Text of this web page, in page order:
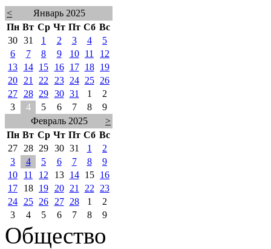
<
Январь 2025
Пн Вт Ср Чт Пт Сб Вс
30 31 1 2 3 4
5
6
7 8 9 10 11
12
13
14 15 16 17 18
19
20
21 22 23 24 25
26
27
28 29 30 31 1
2
3
4 5 6 7 8
9
Февраль 2025
>
Пн Вт Ср Чт Пт Сб Вс
27
28 29 30 31 1
2
3
4 5 6 7 8
9
10
11 12 13 14 15
16
17
18 19 20 21 22
23
24
25 26 27 28 1
2
3
4 5 6 7 8 9
Общество